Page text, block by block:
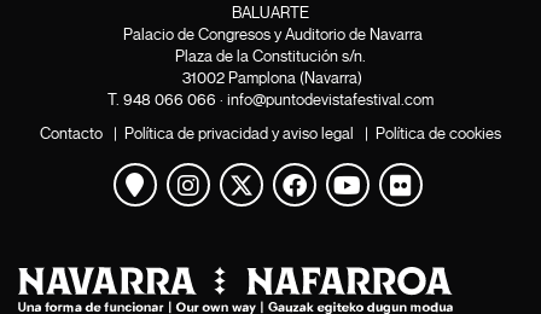
BALUARTE
Palacio de Congresos y Auditorio de Navarra
Plaza de la Constitución s/n.
31002 Pamplona (Navarra)
T. 948 066 066 · info@puntodevistafestival.com
Contacto | Política de privacidad y aviso legal | Política de cookies
Ver mapa
Instagram
Twitter
Facebook
Youtube
Flickr